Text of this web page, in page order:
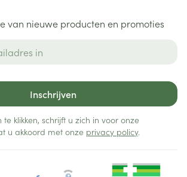
van nieuwe producten en promoties
Inschrijven
klikken, schrijft u zich in voor onze
u akkoord met onze privacy policy.